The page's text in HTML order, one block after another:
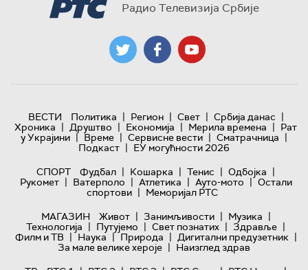
Радио Телевизија Србије
ВЕСТИ Политика | Регион | Свет | Србија данас |
Хроника | Друштво | Економија | Мерила времена | Рат
у Украјини | Време | Сервисне вести | Сматрачница |
Подкаст | ЕУ могућности 2026
СПОРТ
Фудбал | Кошарка | Тенис | Одбојка |
Рукомет | Ватерполо | Атлетика | Ауто-мото | Остали
спортови | Меморијал РТС
МАГАЗИН
Живот | Занимљивости | Музика |
Технологијa | Путујемо | Свет познатих | Здравље |
Филм и ТВ | Наука | Природа | Дигитални предузетник |
За мале велике хероје | Наизглед здрав